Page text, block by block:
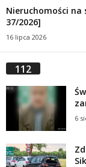
Nieruchomości na
37/2026]
16 lipca 2026
112
6